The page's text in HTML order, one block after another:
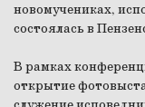
новомучениках,
состоялась в
В рамках
открытие